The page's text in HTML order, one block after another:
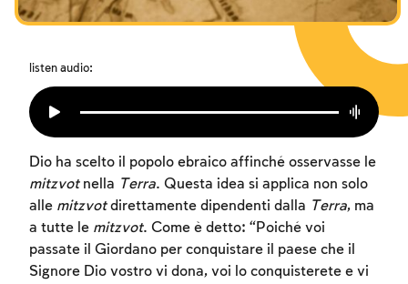
listen audio:
Dio ha scelto il popolo ebraico affinché osservasse le
mitzvot nella Terra. Questa idea si applica non solo
alle mitzvotdirettamente dipendenti dalla Terra, ma
a tutte le mitzvot. Come è detto: “Poiché voi
passate il Giordano per conquistare il paese che il
Signore Dio vostro vi dona, voi lo conquisterete e vi